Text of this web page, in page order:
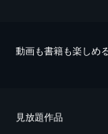
動画も書籍も楽しめ
⾒放題作品